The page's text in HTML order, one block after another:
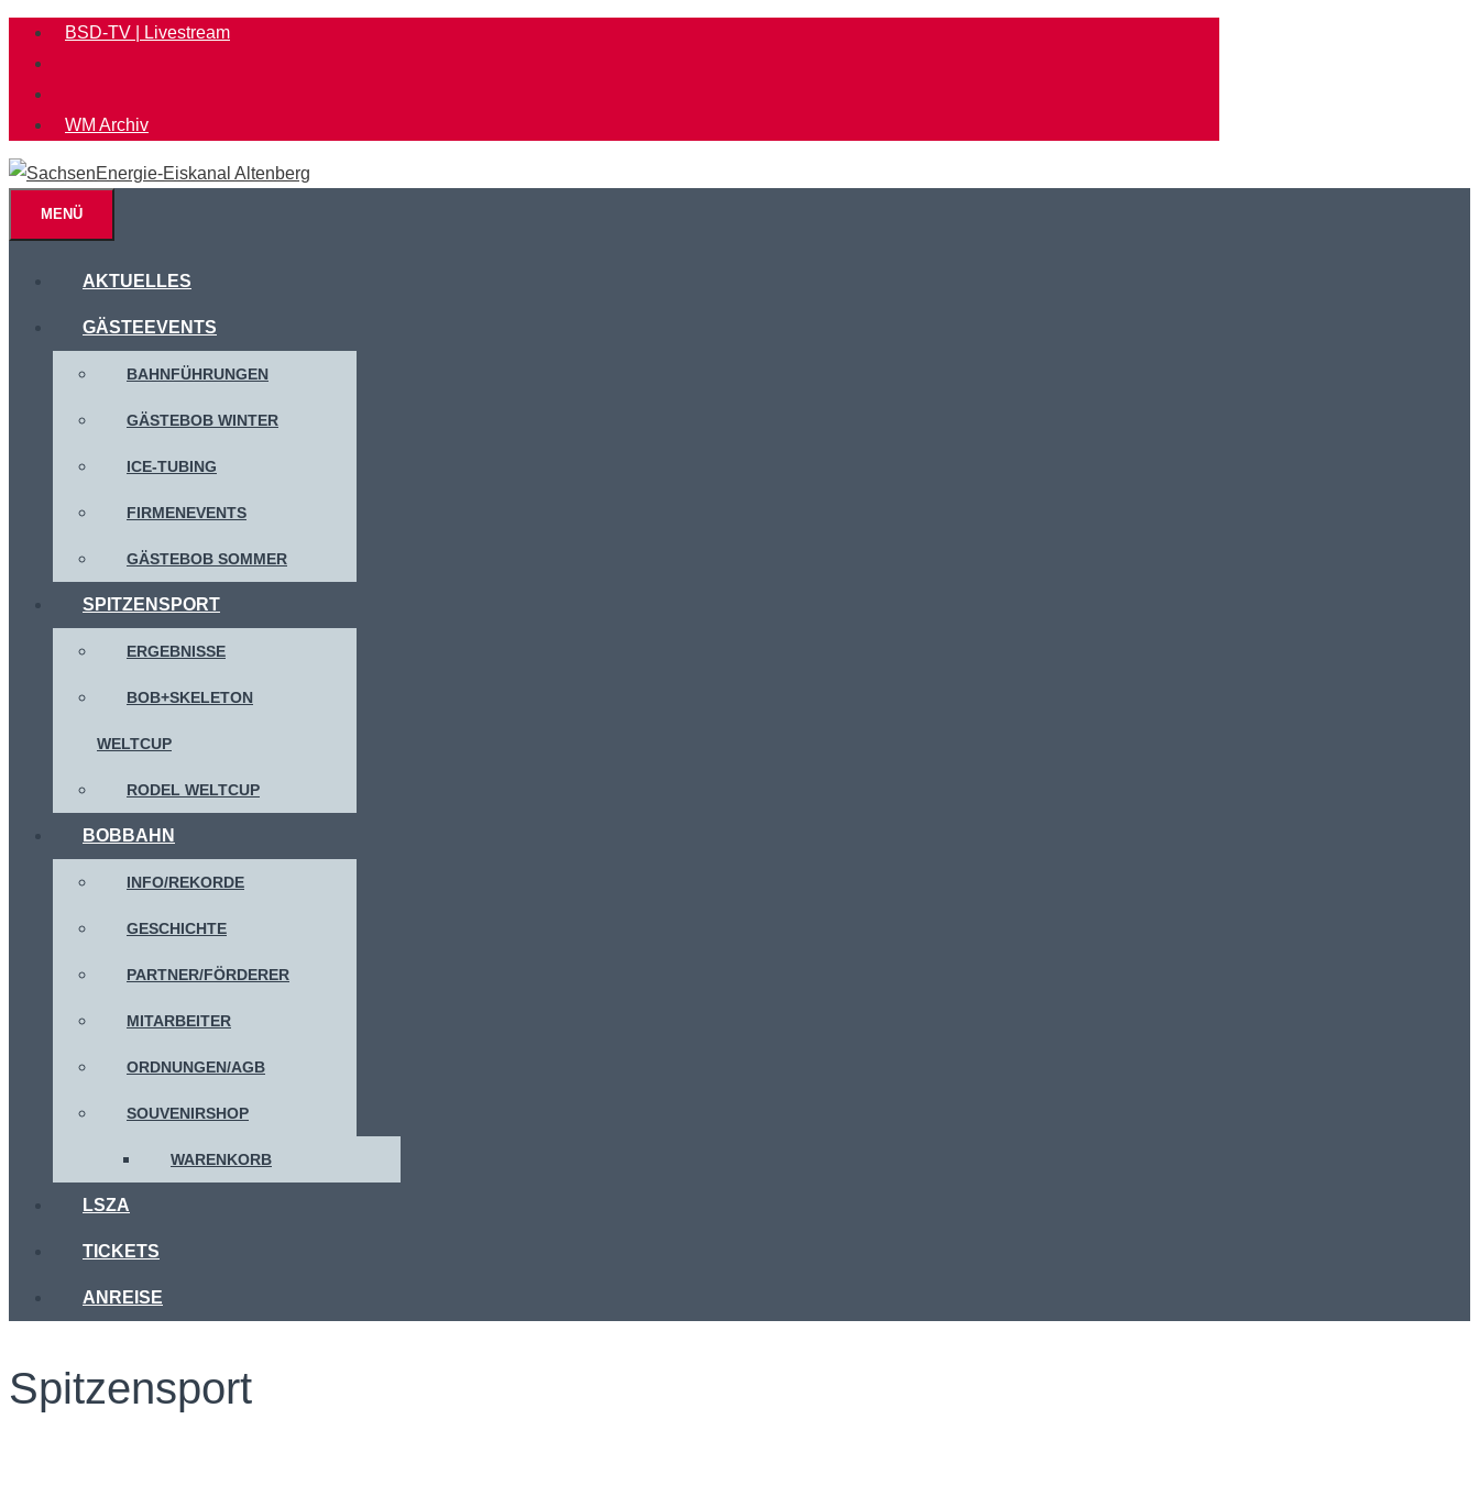
Zum
Inhalt
springen
BSD-TV | Livestream
WM Archiv
MENÜ
AKTUELLES
GÄSTEEVENTS
BAHNFÜHRUNGEN
GÄSTEBOB WINTER
ICE-TUBING
FIRMENEVENTS
GÄSTEBOB SOMMER
SPITZENSPORT
ERGEBNISSE
BOB+SKELETON
WELTCUP
RODEL WELTCUP
BOBBAHN
INFO/REKORDE
GESCHICHTE
PARTNER/FÖRDERER
MITARBEITER
ORDNUNGEN/AGB
SOUVENIRSHOP
WARENKORB
LSZA
TICKETS
ANREISE
Spitzensport